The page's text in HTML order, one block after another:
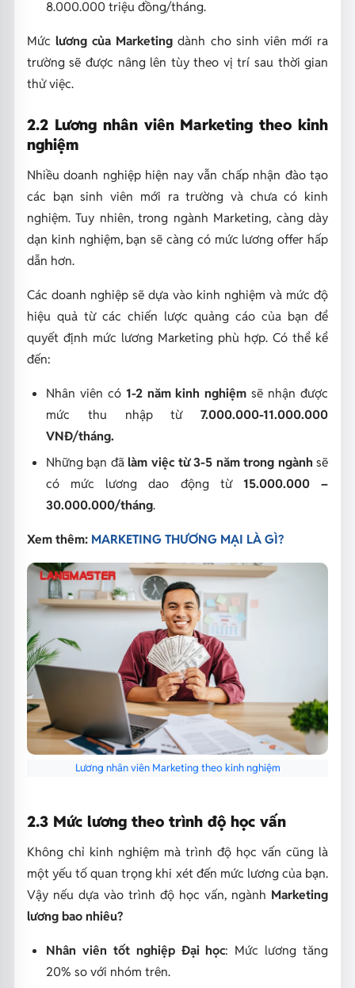
8.000.000 triệu đồng/tháng.
Mức lương của Marketing dành cho sinh viên mới ra
trường sẽ được nâng lên tùy theo vị trí sau thời gian
thử việc.
2.2 Lương nhân viên Marketing theo kinh
nghiệm
Nhiều doanh nghiệp hiện nay vẫn chấp nhận đào tạo
các bạn sinh viên mới ra trường và chưa có kinh
nghiệm. Tuy nhiên, trong ngành Marketing, càng dày
dạn kinh nghiệm, bạn sẽ càng có mức lương offer hấp
dẫn hơn.
Các doanh nghiệp sẽ dựa vào kinh nghiệm và mức độ
hiệu quả từ các chiến lược quảng cáo của bạn để
quyết định mức lương Marketing phù hợp. Có thể kể
đến:
Nhân viên có 1-2 năm kinh nghiệm sẽ nhận được
mức thu nhập từ7.000.000-11.000.000
VNĐ/tháng.
Những bạn đãlàm việc từ 3-5 năm trong ngành sẽ
có mức lương dao động từ15.000.000 –
30.000.000/tháng.
Xem thêm: MARKETING THƯƠNG MẠI LÀ GÌ?
Lương nhân viên Marketing theo kinh nghiệm
2.3 Mức lương theo trình độ học vấn
Không chỉ kinh nghiệm mà trình độ học vấn cũng là
một yếu tố quan trọng khi xét đến mức lương của bạn.
Vậy nếu dựa vào trình độ học vấn, ngành Marketing
lương bao nhiêu?
Nhân viên tốt nghiệp Đại học: Mức lương tăng
20% so với nhóm trên.